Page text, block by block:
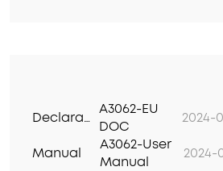
Declaration of Conformity
A3062-EU
DOC
2024-
Manual
A3062-User
Manual
2024-